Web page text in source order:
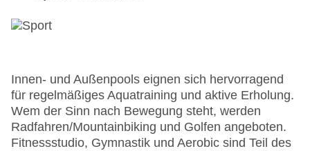
Innen- und Außenpools eignen sich hervorragend
für regelmäßiges Aquatraining und aktive Erholung.
Wem der Sinn nach Bewegung steht, werden
Radfahren/Mountainbiking und Golfen angeboten.
Fitnessstudio, Gymnastik und Aerobic sind Teil des